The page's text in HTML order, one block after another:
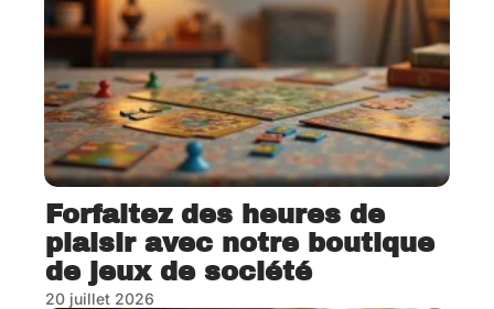
Forfaitez des heures de
plaisir avec notre boutique
de jeux de société
20 juillet 2026